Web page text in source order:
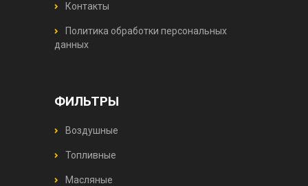
Контакты
Политика обработки персональных
данных
ФИЛЬТРЫ
Воздушные
Топливные
Масляные